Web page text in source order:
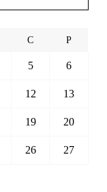
C P
5 6
12 13
19 20
26 27